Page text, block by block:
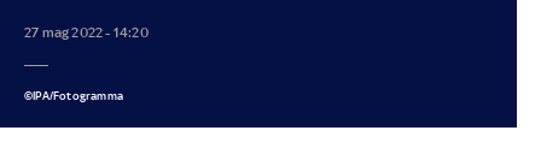
27 mag 2022 - 14:20
©IPA/Fotogramma